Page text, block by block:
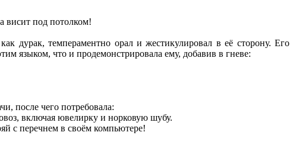
висит под потолком!
дурак, темпераментно орал и жестикулировал в её сторону. Его
языком, что и продемонстрировала ему, добавив в гневе:
после чего потребовала:
включая ювелирку и норковую шубу.
с перечнем в своём компьютере!